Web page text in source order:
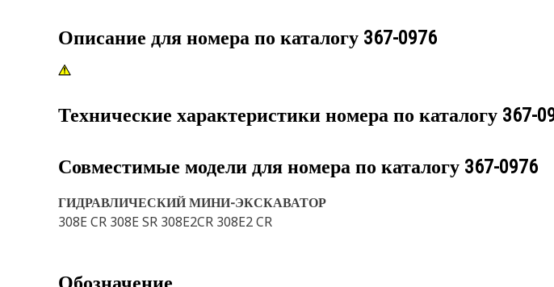
Описание для номера по каталогу 367-0976
Технические характеристики номера по каталогу 367-
Совместимые модели для номера по каталогу 367-0976
ГИДРАВЛИЧЕСКИЙ МИНИ-ЭКСКАВАТОР
308E CR 308E SR 308E2CR 308E2 CR